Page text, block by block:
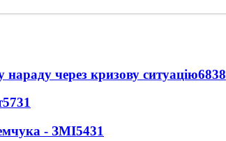
через кризову ситуацію6838
5731
- ЗМІ5431